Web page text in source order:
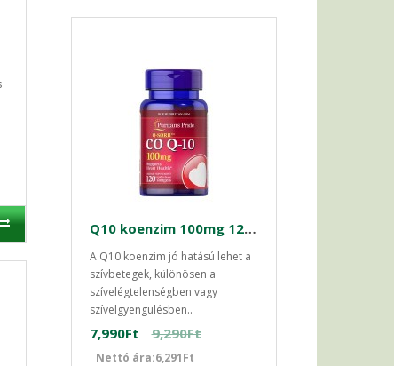
Q10 koenzim 100mg 120db kapszula Puritan's
A Q10 koenzim jó hatású lehet a
szívbetegek, különösen a
szívelégtelenségben vagy
szívelgyengülésben..
7,990Ft 9,290Ft
Nettó ára:6,291Ft